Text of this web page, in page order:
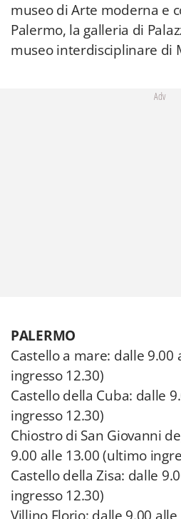
museo di Arte moderna e
Palermo, la galleria di
museo interdisciplinare di
Adv
PALERMO
Castello a mare: dalle 9.00
ingresso 12.30)
Castello della Cuba: dalle
ingresso 12.30)
Chiostro di San Giovanni
9.00 alle 13.00 (ultimo
Castello della Zisa: dalle
ingresso 12.30)